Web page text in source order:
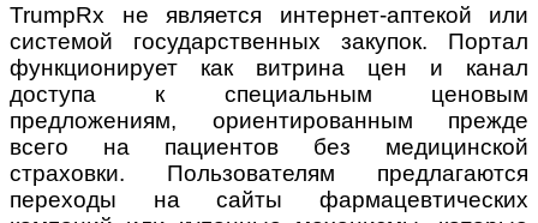
TrumpRx не является интернет-аптекой или
системой государственных закупок. Портал
функционирует как витрина цен и канал
доступа к специальным ценовым
предложениям, ориентированным прежде
всего на пациентов без медицинской
страховки. Пользователям предлагаются
переходы на сайты фармацевтических